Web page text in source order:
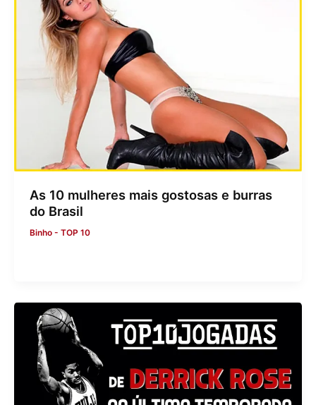
As 10 mulheres mais gostosas e burras
do Brasil
Binho - TOP 10